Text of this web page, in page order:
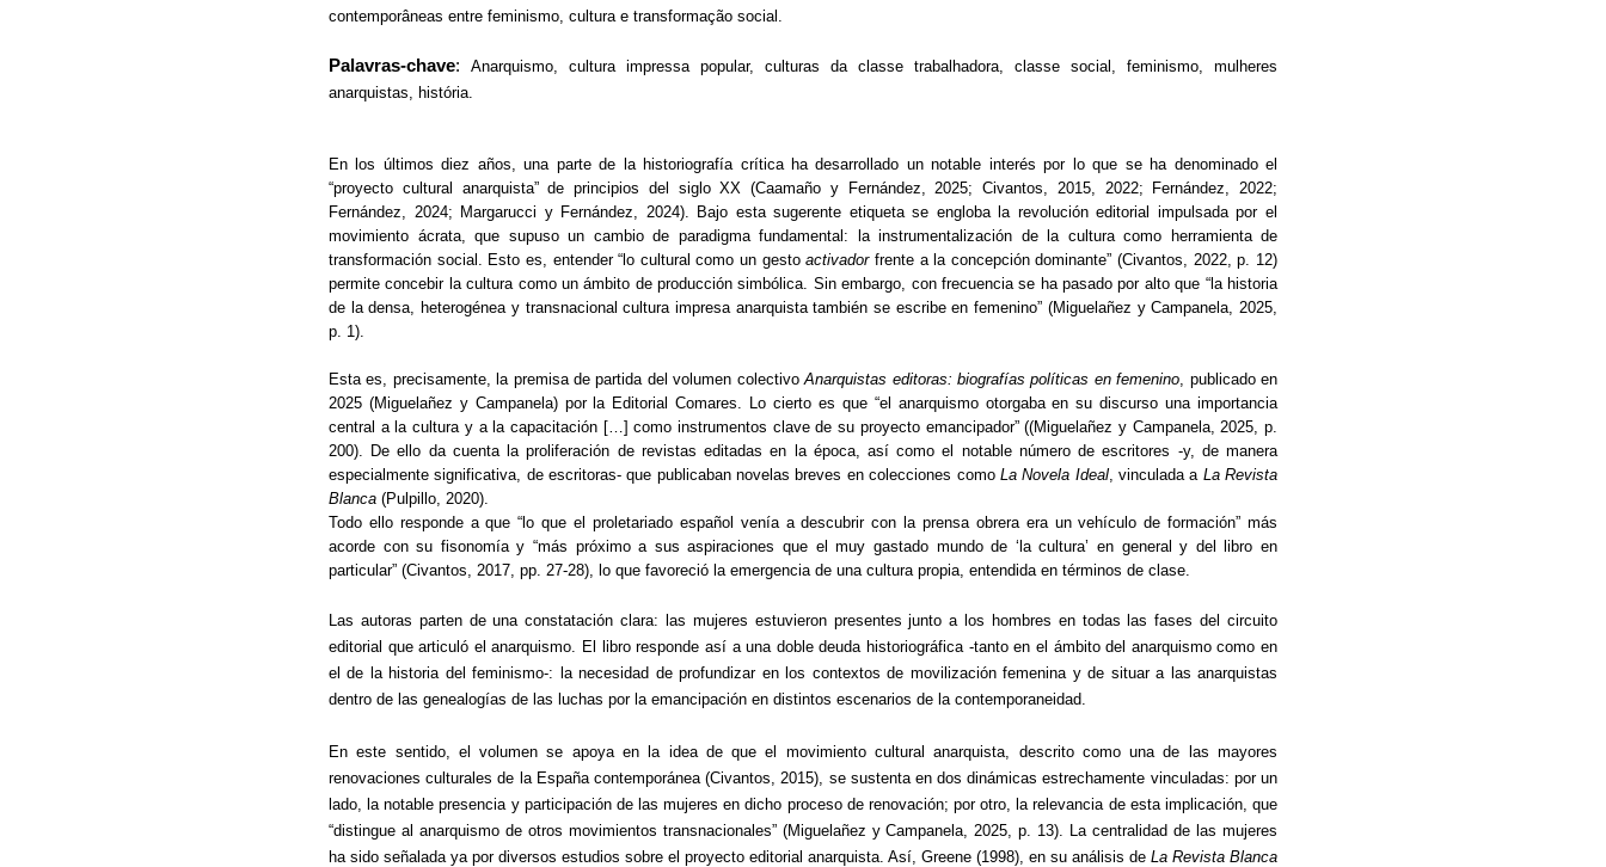
contemporâneas entre feminismo, cultura e transformação social.
Palavras-chave: Anarquismo, cultura impressa popular, culturas da classe trabalhadora, classe social, feminismo, mulheres
anarquistas, história.
En los últimos diez años, una parte de la historiografía crítica ha desarrollado un notable interés por lo que se ha denominado el
“proyecto cultural anarquista” de principios del siglo XX (Caamaño y Fernández, 2025; Civantos, 2015, 2022; Fernández, 2022;
Fernández, 2024; Margarucci y Fernández, 2024). Bajo esta sugerente etiqueta se engloba la revolución editorial impulsada por el
movimiento ácrata, que supuso un cambio de paradigma fundamental: la instrumentalización de la cultura como herramienta de
transformación social. Esto es, entender “lo cultural como un gestoactivador frente a la concepción dominante” (Civantos, 2022, p. 12)
permite concebir la cultura como un ámbito de producción simbólica. Sin embargo, con frecuencia se ha pasado por alto que “la historia
de la densa, heterogénea y transnacional cultura impresa anarquista también se escribe en femenino” (Miguelañez y Campanela, 2025,
p. 1).
Esta es, precisamente, la premisa de partida del volumen colectivoAnarquistas editoras: biografías políticas en femenino, publicado en
2025 (Miguelañez y Campanela) por la Editorial Comares. Lo cierto es que “el anarquismo otorgaba en su discurso una importancia
central a la cultura y a la capacitación […] como instrumentos clave de su proyecto emancipador” ((Miguelañez y Campanela, 2025, p.
200). De ello da cuenta la proliferación de revistas editadas en la época, así como el notable número de escritores -y, de manera
especialmente significativa, de escritoras- que publicaban novelas breves en colecciones como La Novela Ideal, vinculada a La Revista
Blanca (Pulpillo, 2020).
Todo ello responde a que “lo que el proletariado español venía a descubrir con la prensa obrera era un vehículo de formación” más
acorde con su fisonomía y “más próximo a sus aspiraciones que el muy gastado mundo de ‘la cultura’ en general y del libro en
particular” (Civantos, 2017, pp. 27-28), lo que favoreció la emergencia de una cultura propia, entendida en términos de clase.
Las autoras parten de una constatación clara: las mujeres estuvieron presentes junto a los hombres en todas las fases del circuito
editorial que articuló el anarquismo. El libro responde así a una doble deuda historiográfica -tanto en el ámbito del anarquismo como en
el de la historia del feminismo-: la necesidad de profundizar en los contextos de movilización femenina y de situar a las anarquistas
dentro de las genealogías de las luchas por la emancipación en distintos escenarios de la contemporaneidad.
En este sentido, el volumen se apoya en la idea de que el movimiento cultural anarquista, descrito como una de las mayores
renovaciones culturales de la España contemporánea (Civantos, 2015), se sustenta en dos dinámicas estrechamente vinculadas: por un
lado, la notable presencia y participación de las mujeres en dicho proceso de renovación; por otro, la relevancia de esta implicación, que
“distingue al anarquismo de otros movimientos transnacionales” (Miguelañez y Campanela, 2025, p. 13). La centralidad de las mujeres
ha sido señalada ya por diversos estudios sobre el proyecto editorial anarquista. Así, Greene (1998), en su análisis de La Revista Blanca